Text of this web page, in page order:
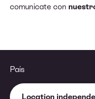
comunícate con
País
Location